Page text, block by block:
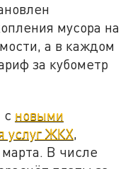
мусора на
а в каждом
за кубометр
с новыми
услуг ЖКХ,
марта. В числе